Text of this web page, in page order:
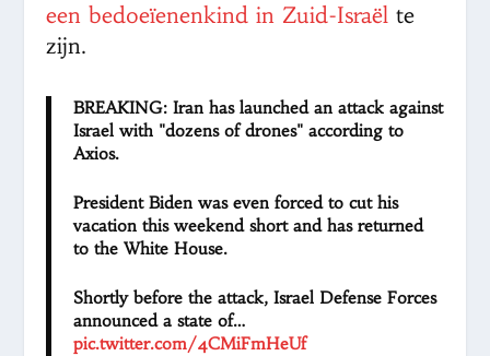
een bedoeïenenkind in Zuid-Israël te
zijn.
BREAKING: Iran has launched an attack against
Israel with "dozens of drones" according to
Axios.
President Biden was even forced to cut his
vacation this weekend short and has returned
to the White House.
Shortly before the attack, Israel Defense Forces
announced a state of…
pic.twitter.com/4CMiFmHeUf